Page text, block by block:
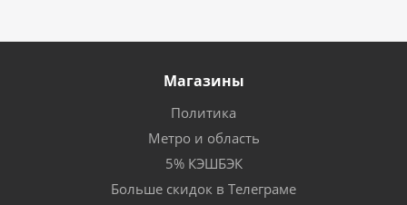
Магазины
Политика
Метро и область
5% КЭШБЭК
Больше скидок в Телеграме